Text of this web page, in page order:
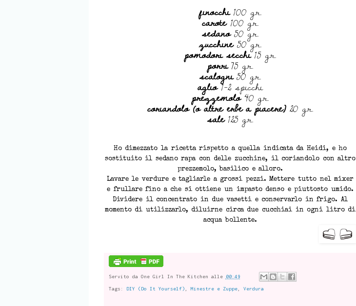
finocchi100 gr.
carote100 gr.
sedano50 gr.
zucchine50 gr.
pomodori secchi15 gr.
porri75 gr.
scalogni50 gr.
aglio1-2 spicchi
prezzemolo40 gr.
coriandolo (o altre erbe a piacere)20 gr.
sale125 gr.
Ho dimezzato la ricetta rispetto a quella indicata da Heidi, e ho
sostituito il sedano rapa con delle zucchine, il coriandolo con altro
prezzemolo, basilico e alloro.
Lavare le verdure e tagliarle a grossi pezzi. Mettere tutto nel mixer
e frullare fino a che si ottiene un impasto denso e piuttosto umido.
Dividere il concentrato in due vasetti e conservarlo in frigo. Al
momento di utilizzarlo, diluirne circa due cucchiai in ogni litro di
acqua bollente.
Servito da One Girl In The Kitchen alle 00:49
Tags: DIY (Do It Yourself), Minestre e Zuppe, Verdura